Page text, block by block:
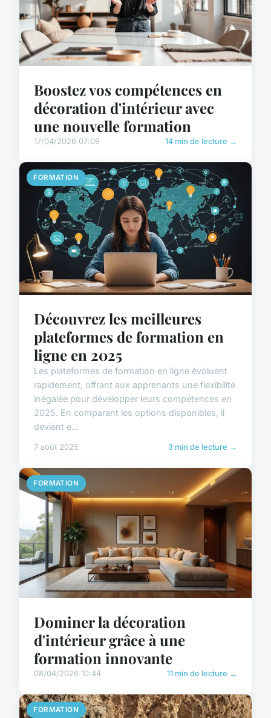
Boostez vos compétences en
décoration d'intérieur avec
une nouvelle formation
17/04/2026 07:09 14 min de lecture →
FORMATION
Découvrez les meilleures
plateformes de formation en
ligne en 2025
Les plateformes de formation en ligne évoluent
rapidement, offrant aux apprenants une flexibilité
inégalée pour développer leurs compétences en
2025. En comparant les options disponibles, il
devient e...
7 août 2025 3 min de lecture →
FORMATION
Dominer la décoration
d'intérieur grâce à une
formation innovante
08/04/2026 10:44 11 min de lecture →
FORMATION